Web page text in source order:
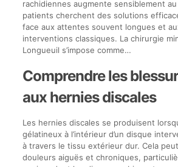
rachidiennes augmente sensiblement
patients cherchent des solutions
face aux attentes souvent longues et
interventions classiques. La chirurgie
Longueuil s’impose comme…
Comprendre les
aux hernies discales
Les hernies discales se produisent
gélatineux à l’intérieur d’un disque
à travers le tissu extérieur dur. Cela
douleurs aiguës et chroniques,